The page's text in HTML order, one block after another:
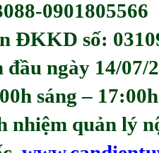
0901805566
ĐKKD số:
ngày 14/07/
sáng –
nhiệm quản lý